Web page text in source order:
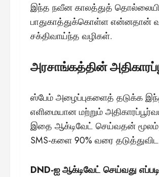
இந்த நவீன காலத்துத்
பாதுகாத்துக்கொள்ள என்னதான்
சக்திவாய்ந்த வழிகள்.
அரசாங்கத்தின்
ஸ்பேம் அழைப்புகளைத் தடுக்க
எளிமையான மற்றும்
இதை ஆக்டிவேட் செய்வதன் மூலம்,
SMS-களை 90% வரை தடுத்துவிட
DND-ஐ ஆக்டிவேட் செய்வது